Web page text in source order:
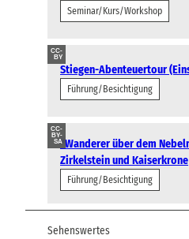
Seminar/Kurs/Workshop
CC-
BY
Stiegen-Abenteuertour
Führung/Besichtigung
CC-
BY-
SA"Wanderer über dem
Zirkelstein und Kaiserkrone
Führung/Besichtigung
Sehenswertes